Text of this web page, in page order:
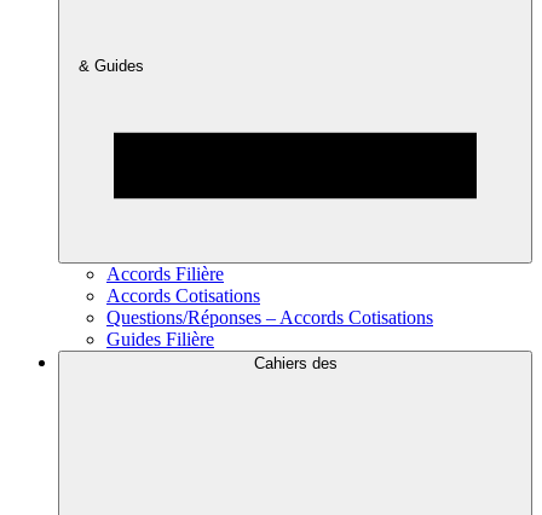
& Guides
Accords Filière
Accords Cotisations
Questions/Réponses – Accords Cotisations
Guides Filière
Cahiers des